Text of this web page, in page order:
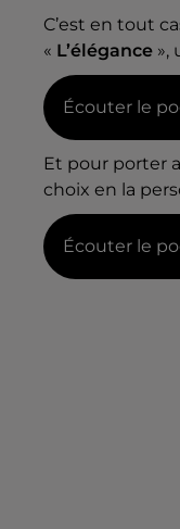
C’est en tout
« L’élégance »,
Écouter le
Et pour porter
choix en la
Écouter le